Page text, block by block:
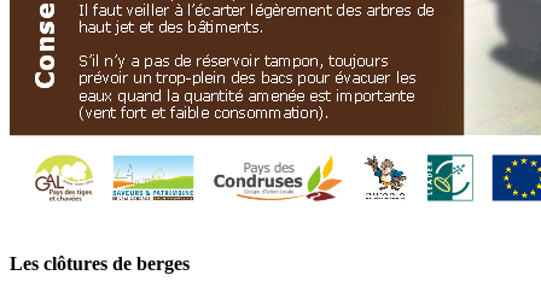
Les clôtures de berges